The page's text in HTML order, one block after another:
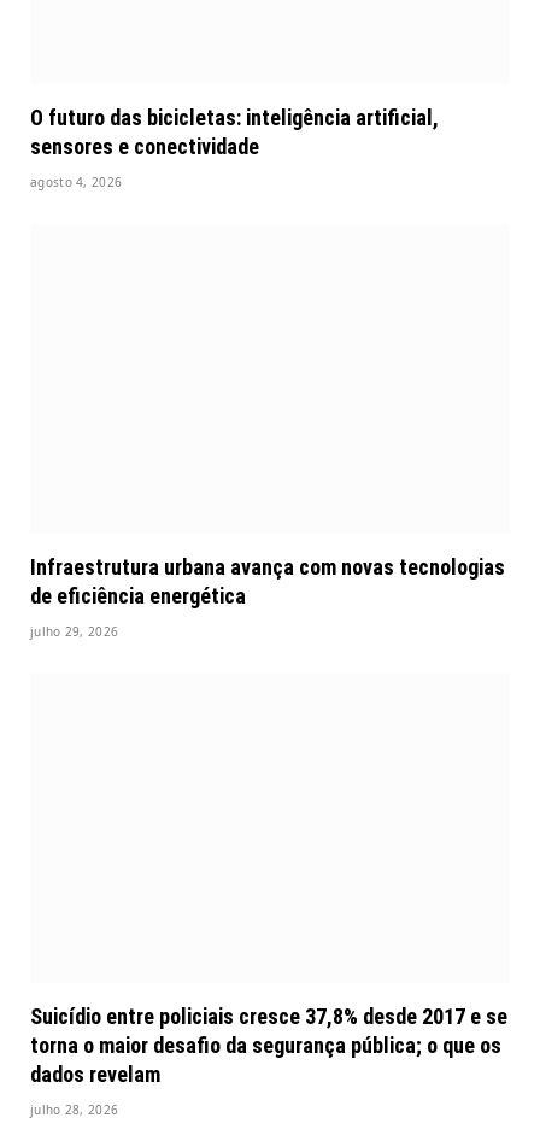
O futuro das bicicletas: inteligência artificial,
sensores e conectividade
agosto 4, 2026
Infraestrutura urbana avança com novas tecnologias
de eficiência energética
julho 29, 2026
Suicídio entre policiais cresce 37,8% desde 2017 e se
torna o maior desafio da segurança pública; o que os
dados revelam
julho 28, 2026